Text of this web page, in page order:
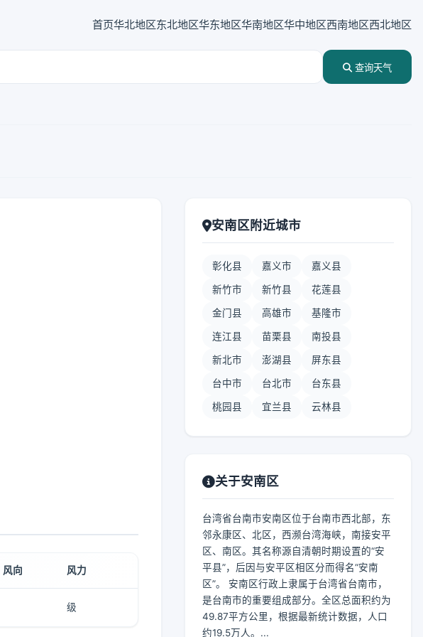
首页华北地区东北地区华东地区华南地区华中地区西南地区西北地区
查询天气
风向 风力
级
安南区附近城市
彰化县 嘉义市 嘉义县
新竹市 新竹县 花莲县
金门县 高雄市 基隆市
连江县 苗栗县 南投县
新北市 澎湖县 屏东县
台中市 台北市 台东县
桃园县 宜兰县 云林县
关于安南区
台湾省台南市安南区位于台南市西北部，东
邻永康区、北区，西濒台湾海峡，南接安平
区、南区。其名称源自清朝时期设置的“安
平县”，后因与安平区相区分而得名“安南
区”。 安南区行政上隶属于台湾省台南市，
是台南市的重要组成部分。全区总面积约为
49.87平方公里，根据最新统计数据，人口
约19.5万人。...